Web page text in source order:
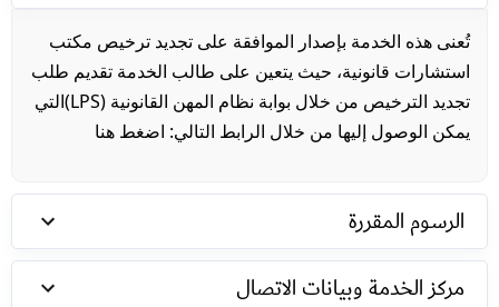
تُعنى هذه الخدمة بإصدار الموافقة على تجديد ترخيص مكتب
استشارات قانونية، حيث يتعين على طالب الخدمة تقديم طلب
تجديد الترخيص من خلال بوابة نظام المهن القانونية (LPS)التي
يمكن الوصول إليها من خلال الرابط التالي: اضغط هنا
الرسوم المقررة
مركز الخدمة وبيانات الاتصال